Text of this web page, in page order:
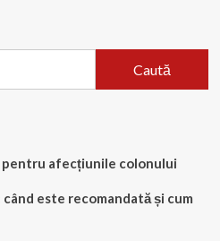
Caută
afecțiunile colonului
este recomandată și cum